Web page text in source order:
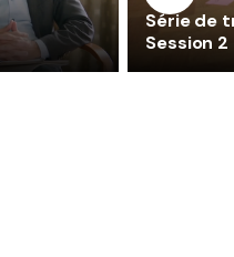
Série de
Session